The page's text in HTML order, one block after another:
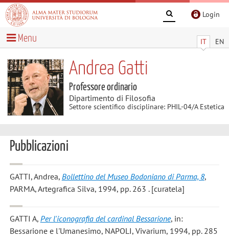
Login
IT EN
Menu
Andrea Gatti
Professore ordinario
Dipartimento di Filosofia
Settore scientifico disciplinare: PHIL-04/A Estetica
Pubblicazioni
GATTI, Andrea, Bollettino del Museo Bodoniano di Parma, 8,
PARMA, Artegrafica Silva, 1994, pp. 263 . [curatela]
GATTI A, Per l'iconografia del cardinal Bessarione, in:
Bessarione e l'Umanesimo, NAPOLI, Vivarium, 1994, pp. 285